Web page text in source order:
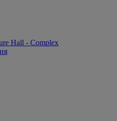
Hall - Complex